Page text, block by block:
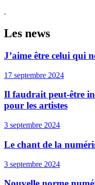
.
Les news
J’aime être celui qui
17 septembre 2024
Il faudrait peut-être
pour les artistes
3 septembre 2024
Le chant de la
3 septembre 2024